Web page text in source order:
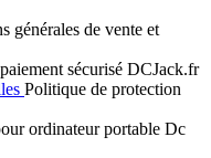
générales de vente et
sécurisé DCJack.fr
Politique de protection
ordinateur portable Dc